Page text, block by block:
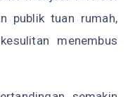
publik tuan rumah,
menembus